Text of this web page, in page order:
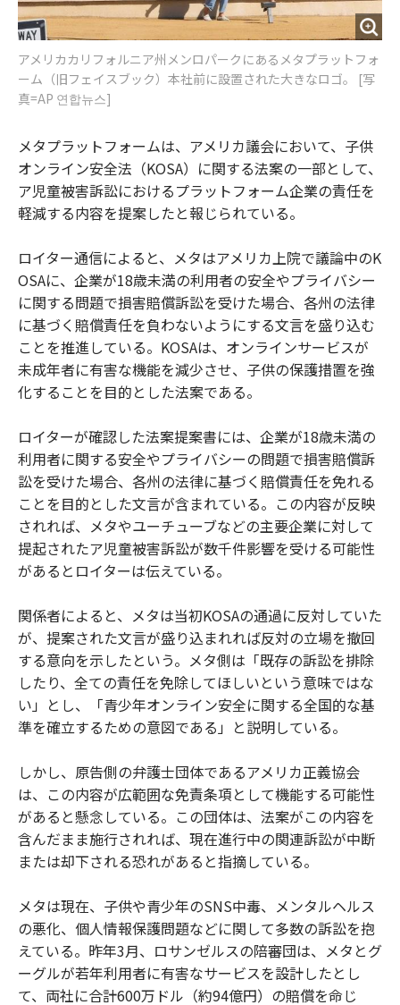
アメリカカリフォルニア州メンロパークにあるメタプラットフォ
ーム（旧フェイスブック）本社前に設置された大きなロゴ。 [写
真=AP 연합뉴스]
メタプラットフォームは、アメリカ議会において、子供
オンライン安全法（KOSA）に関する法案の一部として、
ア児童被害訴訟におけるプラットフォーム企業の責任を
軽減する内容を提案したと報じられている。
ロイター通信によると、メタはアメリカ上院で議論中のK
OSAに、企業が18歳未満の利用者の安全やプライバシー
に関する問題で損害賠償訴訟を受けた場合、各州の法律
に基づく賠償責任を負わないようにする文言を盛り込む
ことを推進している。KOSAは、オンラインサービスが
未成年者に有害な機能を減少させ、子供の保護措置を強
化することを目的とした法案である。
ロイターが確認した法案提案書には、企業が18歳未満の
利用者に関する安全やプライバシーの問題で損害賠償訴
訟を受けた場合、各州の法律に基づく賠償責任を免れる
ことを目的とした文言が含まれている。この内容が反映
されれば、メタやユーチューブなどの主要企業に対して
提起されたア児童被害訴訟が数千件影響を受ける可能性
があるとロイターは伝えている。
関係者によると、メタは当初KOSAの通過に反対していた
が、提案された文言が盛り込まれれば反対の立場を撤回
する意向を示したという。メタ側は「既存の訴訟を排除
したり、全ての責任を免除してほしいという意味ではな
い」とし、「青少年オンライン安全に関する全国的な基
準を確立するための意図である」と説明している。
しかし、原告側の弁護士団体であるアメリカ正義協会
は、この内容が広範囲な免責条項として機能する可能性
があると懸念している。この団体は、法案がこの内容を
含んだまま施行されれば、現在進行中の関連訴訟が中断
または却下される恐れがあると指摘している。
メタは現在、子供や青少年のSNS中毒、メンタルヘルス
の悪化、個人情報保護問題などに関して多数の訴訟を抱
えている。昨年3月、ロサンゼルスの陪審団は、メタとグ
ーグルが若年利用者に有害なサービスを設計したとし
て、両社に合計600万ドル（約94億円）の賠償を命じ